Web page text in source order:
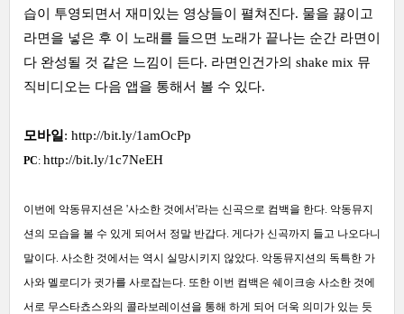
습이 투영되면서 재미있는 영상들이 펼쳐진다. 물을 끓이고
라면을 넣은 후 이 노래를 들으면 노래가 끝나는 순간 라면이
다 완성될 것 같은 느낌이 든다. 라면인건가의 shake mix 뮤
직비디오는 다음 앱을 통해서 볼 수 있다.
모바일 : http://bit.ly/1amOcPp
PC: http://bit.ly/1c7NeEH
이번에 악동뮤지션은 '사소한 것에서'라는 신곡으로 컴백을 한다. 악동뮤지
션의 모습을 볼 수 있게 되어서 정말 반갑다. 게다가 신곡까지 들고 나오다니
말이다. 사소한 것에서는 역시 실망시키지 않았다. 악동뮤지션의 독특한 가
사와 멜로디가 귓가를 사로잡는다. 또한 이번 컴백은 쉐이크송 사소한 것에
서로 무스타쵸스와의 콜라보레이션을 통해 하게 되어 더욱 의미가 있는 듯